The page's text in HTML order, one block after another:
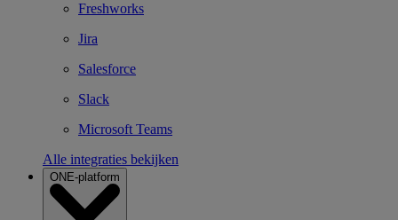
Freshworks
Jira
Salesforce
Slack
Microsoft Teams
Alle integraties bekijken
ONE-platform